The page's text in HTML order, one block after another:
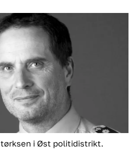
i Øst politidistrikt.